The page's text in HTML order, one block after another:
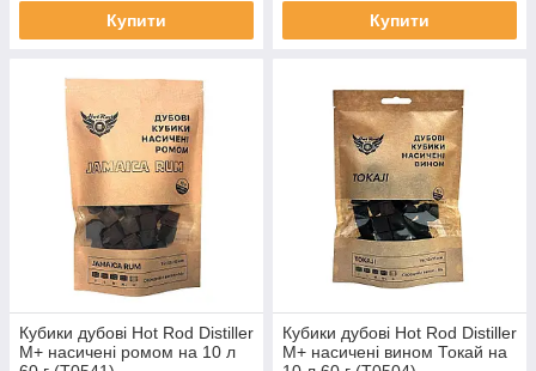
Купити Купити
Кубики дубові Hot Rod Distiller
M+ насичені ромом на 10 л
Кубики дубові Hot Rod Distiller
M+ насичені вином Токай на